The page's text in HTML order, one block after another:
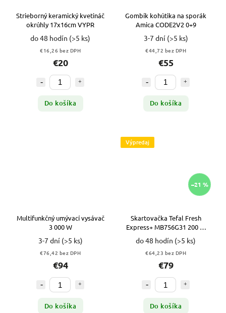
Strieborný keramický kvetináč
okrúhly 17x16cm VYPR
do 48 hodín (>5 ks)
€16,26 bez DPH
€20
Do košíka
Gombík kohútika na sporák
Amica CODE2V2 0+9
3-7 dní (>5 ks)
€44,72 bez DPH
€55
Do košíka
Multifunkčný umývací vysávač
3 000 W
3-7 dní (>5 ks)
€76,42 bez DPH
€94
Do košíka
Výpredaj
–21 %
Skartovačka Tefal Fresh
Express+ MB756G31 200 W
VYPR
do 48 hodín (>5 ks)
€64,23 bez DPH
€79
Do košíka